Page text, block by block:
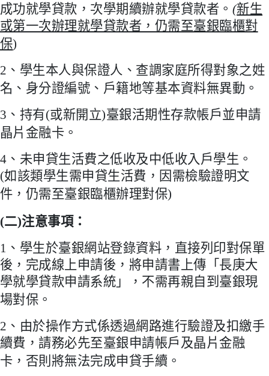
成功就學貸款，次學期續辦就學貸款者。 (新生
或第一次辦理就學貸款者，仍需至臺銀臨櫃對
保)
2 、學生本人與保證人、查調家庭所得對象之姓
名、身分證編號、戶籍地等基本資料無異動。
3 、持有(或新開立)臺銀活期性存款帳戶並申請
晶片金融卡。
4 、未申貸生活費之低收及中低收入戶學生。
(如該類學生需申貸生活費，因需檢驗證明文
件，仍需至臺銀臨櫃辦理對保)
(二)注意事項：
1 、學生於臺銀網站登錄資料，直接列印對保單
後， 完成線上申請後，將申請書上傳「長庚大
學就學貸款申請系統」， 不需再親自到臺銀現
場對保。
2 、由於操作方式係透過網路進行驗證及扣繳手
續費，請務必先至臺銀申請帳戶及晶片金融
卡，否則將無法完成申貸手續。